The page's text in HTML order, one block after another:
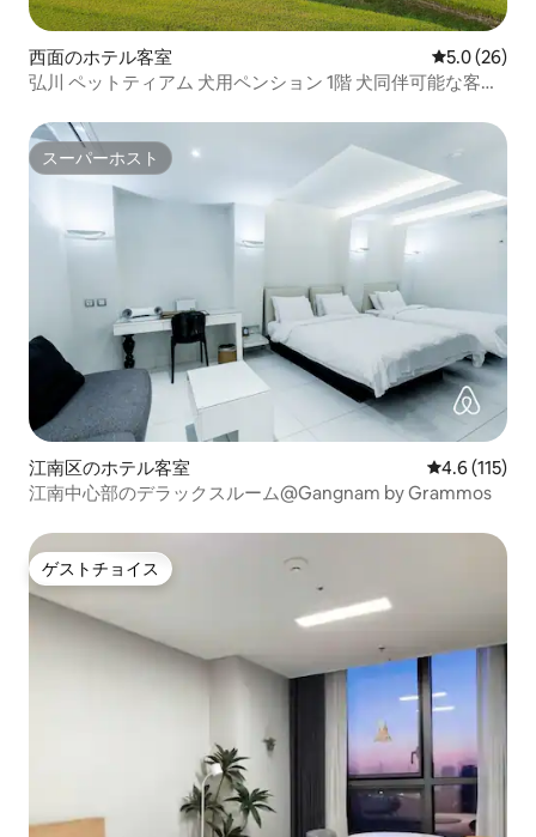
西面のホテル客室 レビュー26
5.0 (26)
弘川 ペットティアム 犬用ペンション 1階 犬同伴可能な客室
スーパーホスト
スーパーホスト
江南区のホテル客室 レビュー115
4.6 (115)
江南中心部のデラックスルーム@Gangnam by Grammos
ゲストチョイス
ゲストチョイス